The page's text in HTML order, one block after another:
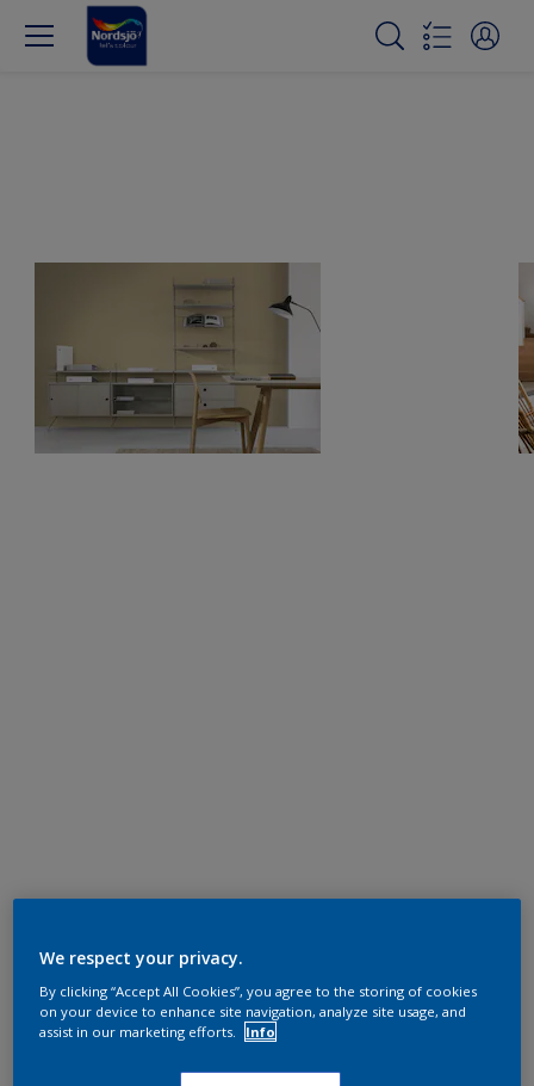
We respect your privacy.
By clicking “Accept All Cookies”, you agree to the storing of cookies
on your device to enhance site navigation, analyze site usage, and
assist in our marketing efforts.
Info